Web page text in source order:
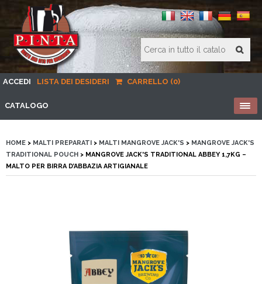
ACCEDI LISTA DEI DESIDERI CARRELLO (0)
CATALOGO
HOME > MALTI PREPARATI > MALTI MANGROVE JACK'S > MANGROVE JACK'S
TRADITIONAL POUCH > MANGROVE JACK'S TRADITIONAL ABBEY 1,7KG –
MALTO PER BIRRA D’ABBAZIA ARTIGIANALE